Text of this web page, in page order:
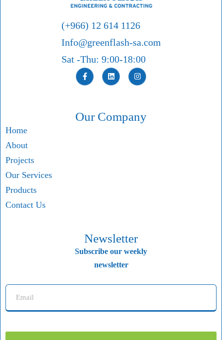
(+966) 12 614 1126
Info@greenflash-sa.com
Sat -Thu: 9:00-18:00
Our Company
Home
About
Projects
Our Services
Products
Contact Us
Newsletter
Subscribe our weekly
newsletter